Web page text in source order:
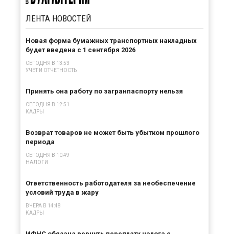
ЛЕНТА НОВОСТЕЙ
Новая форма бумажных транспортных накладных
будет введена с 1 сентября 2026
СЕГОДНЯ В 13:53
УЧЕТ И ОТЧЕТНОСТЬ
Принять она работу по загранпаспорту нельзя
СЕГОДНЯ В 12:51
КАДРЫ
Возврат товаров не может быть убытком прошлого
периода
СЕГОДНЯ В 10:49
НАЛОГИ
Ответственность работодателя за необеспечение
условий труда в жару
ВЧЕРА В 14:48
КАДРЫ